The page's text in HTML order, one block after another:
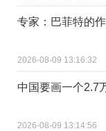
专家：巴菲特的
2026-08-09 13:16:32
中国要画一个2.7
2026-08-09 13:14:56